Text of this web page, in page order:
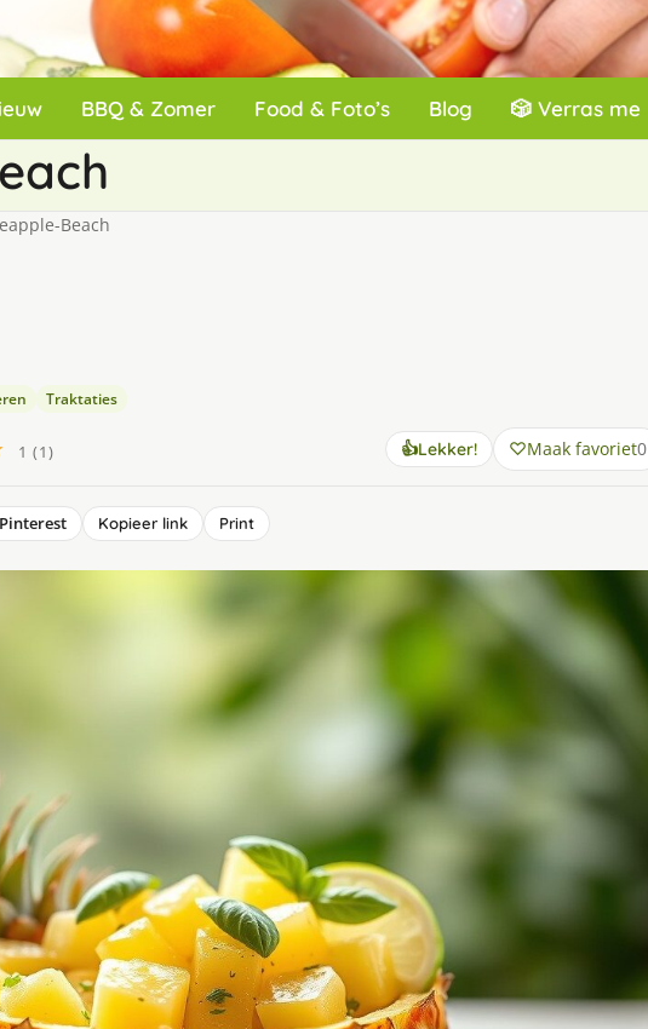
BBQ & Zomer Food & Foto’s Blog 🎲 Verras me
Beach
Traktaties
1 (1) 👍Lekker! Maak favoriet0
Pinterest Kopieer link Print